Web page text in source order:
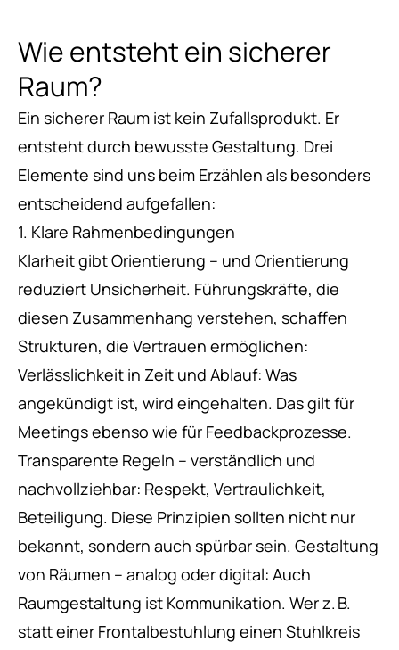
Wie entsteht ein sicherer
Raum?
Ein sicherer Raum ist kein Zufallsprodukt. Er
entsteht durch bewusste Gestaltung. Drei
Elemente sind uns beim Erzählen als besonders
entscheidend aufgefallen:
1. Klare Rahmenbedingungen
Klarheit gibt Orientierung – und Orientierung
reduziert Unsicherheit. Führungskräfte, die
diesen Zusammenhang verstehen, schaffen
Strukturen, die Vertrauen ermöglichen:
Verlässlichkeit in Zeit und Ablauf: Was
angekündigt ist, wird eingehalten. Das gilt für
Meetings ebenso wie für Feedbackprozesse.
Transparente Regeln – verständlich und
nachvollziehbar: Respekt, Vertraulichkeit,
Beteiligung. Diese Prinzipien sollten nicht nur
bekannt, sondern auch spürbar sein. Gestaltung
von Räumen – analog oder digital: Auch
Raumgestaltung ist Kommunikation. Wer z. B.
statt einer Frontalbestuhlung einen Stuhlkreis